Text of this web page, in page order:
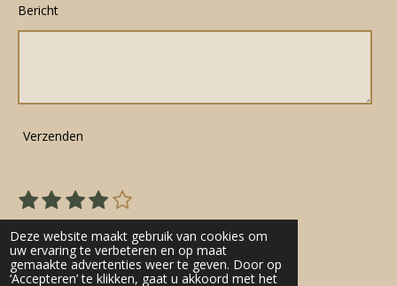
Deze website maakt gebruik van cookies om
uw ervaring te verbeteren en op maat
gemaakte advertenties weer te geven. Door op
‘Accepteren’ te klikken, gaat u akkoord met het
Bericht
Verzenden
R
a
t
i
1
s
t
e
2
s
t
e
3
s
t
e
4
s
t
e
5
s
t
e
S
e
m
m
e
22 stemmen